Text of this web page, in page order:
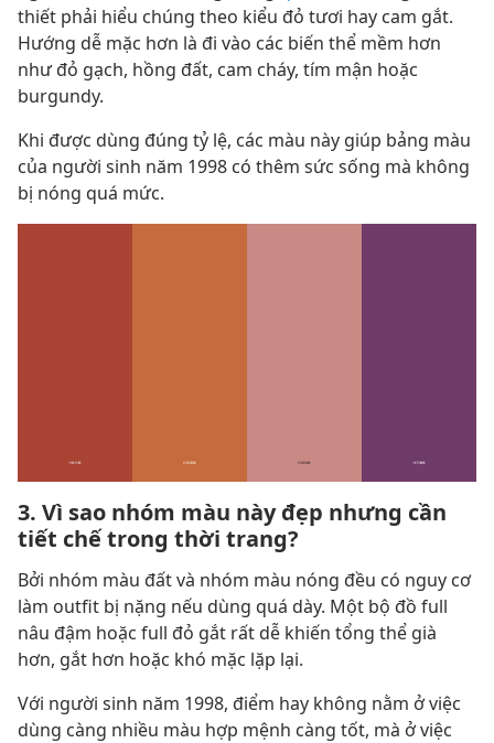
thiết phải hiểu chúng theo kiểu đỏ tươi hay cam gắt.
Hướng dễ mặc hơn là đi vào các biến thể mềm hơn
như đỏ gạch, hồng đất, cam cháy, tím mận hoặc
burgundy.
Khi được dùng đúng tỷ lệ, các màu này giúp bảng màu
của người sinh năm 1998 có thêm sức sống mà không
bị nóng quá mức.
3. Vì sao nhóm màu này đẹp nhưng cần
tiết chế trong thời trang?
Bởi nhóm màu đất và nhóm màu nóng đều có nguy cơ
làm outfit bị nặng nếu dùng quá dày. Một bộ đồ full
nâu đậm hoặc full đỏ gắt rất dễ khiến tổng thể già
hơn, gắt hơn hoặc khó mặc lặp lại.
Với người sinh năm 1998, điểm hay không nằm ở việc
dùng càng nhiều màu hợp mệnh càng tốt, mà ở việc